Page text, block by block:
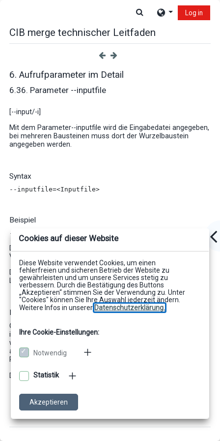
Toggle search input
Log in
CIB merge technischer Leitfaden
6. Aufrufparameter im Detail
6.36. Parameter --inputfile
[--input/-i]
Mit dem Parameter--inputfile wird die Eingabedatei angegeben,
bei mehreren Bausteinen muss dort der Wurzelbaustein
angegeben werden.
Syntax
--inputfile=<Inputfile>
Beispiel
--inputfile=Anschreiben_in.rtf
Die Eingabedatei Anschreiben_in.rtf wird im aktuellen
Verzeichnis gesucht.
Die Verwendung des Parameters wird im Anwendungsbeispiel
Lückentext veranschaulicht.
Hinweis
Geben Sie den Pfad für den Wurzelbaustein nicht bei --
inputfile, sondern getrennt mit --source-directory an. So
werden auch die inkludierten Bausteine in diesem Verzeichnis
automatisch gefunden, absolute Pfadangaben sind für die
RTF-Bausteine nicht mehr nötig.
Dies wird im Anwendungsbeispiel Bausteine verdeutlicht.
Cookies auf dieser Website
Diese Website verwendet Cookies, um einen
fehlerfreien und sicheren Betrieb der Website zu
gewährleisten und um unsere Services stetig zu
verbessern. Durch die Bestätigung des Buttons
„Akzeptieren“ stimmen Sie der Verwendung zu. Unter
"Cookies" können Sie Ihre Auswahl jederzeit ändern.
Weitere Infos in unserer Datenschutzerklärung.
Ihre Cookie-Einstellungen:
Notwendig
Statistik
Akzeptieren